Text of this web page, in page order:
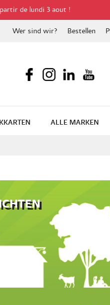
de lundi 3 aout !
Wer sind wir? Bestellen
ALLE MARKEN